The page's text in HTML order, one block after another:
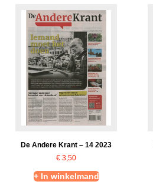
De Andere Krant – 14 2023
€ 3,50
+ In winkelmand